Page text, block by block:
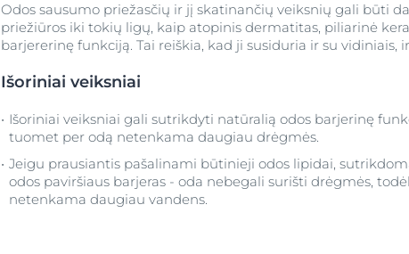
Odos sausumo priežasčių ir jį skatinančių veiksnių gali būti
priežiūros iki tokių ligų, kaip atopinis dermatitas, piliarinė
barjererinę funkciją. Tai reiškia, kad ji susiduria ir su vidiniais,
Išoriniai veiksniai
Išoriniai veiksniai gali sutrikdyti natūralią odos barjerinę
tuomet per odą netenkama daugiau drėgmės.
Jeigu prausiantis pašalinami būtinieji odos lipidai,
odos paviršiaus barjeras - oda nebegali surišti drėgmės, todėl
netenkama daugiau vandens.